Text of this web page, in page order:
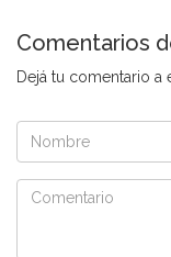
Comentarios
Dejá tu comentario a